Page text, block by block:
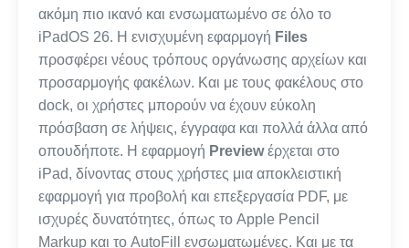
ακόμη πιο ικανό και ενσωματωμένο σε όλο το
iPadOS 26. Η ενισχυμένη εφαρμογή Files
προσφέρει νέους τρόπους οργάνωσης αρχείων και
προσαρμογής φακέλων. Και με τους φακέλους στο
dock, οι χρήστες μπορούν να έχουν εύκολη
πρόσβαση σε λήψεις, έγγραφα και πολλά άλλα από
οπουδήποτε. Η εφαρμογή Previewέρχεται στο
iPad, δίνοντας στους χρήστες μια αποκλειστική
εφαρμογή για προβολή και επεξεργασία PDF, με
ισχυρές δυνατότητες, όπως το Apple Pencil
Markup και το AutoFill ενσωματωμένες. Και με τα